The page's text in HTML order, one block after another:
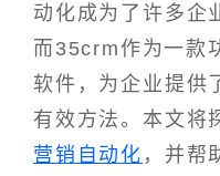
动化成为了许多企
而35crm作为一款
软件，为企业提供
有效方法。本文将
营销自动化 ，并帮